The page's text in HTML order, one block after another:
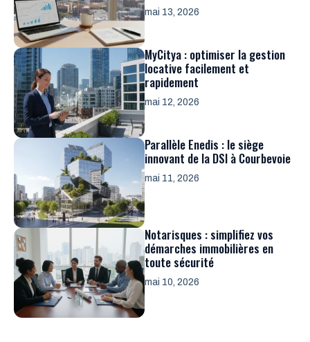
mai 13, 2026
MyCitya : optimiser la gestion
locative facilement et
rapidement
mai 12, 2026
Parallèle Enedis : le siège
innovant de la DSI à Courbevoie
mai 11, 2026
Notarisques : simplifiez vos
démarches immobilières en
toute sécurité
mai 10, 2026